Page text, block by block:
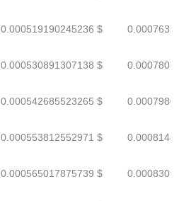
0.000519190245236 $
0.000530891307138 $
0.000542685523265 $
0.000553812552971 $
0.000565017875739 $